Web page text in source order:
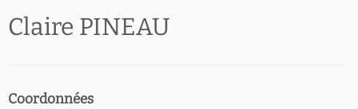
Claire PINEAU
Coordonnées